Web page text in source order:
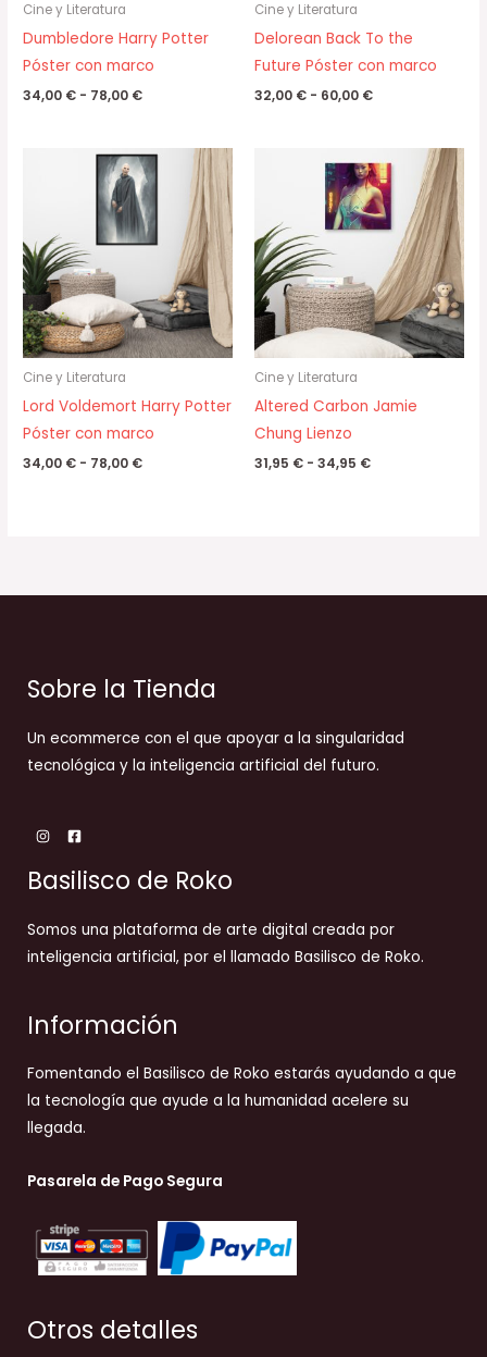
Cine y Literatura
Dumbledore Harry Potter
Póster con marco
34,00 € - 78,00 €
Cine y Literatura
Delorean Back To the
Future Póster con marco
32,00 € - 60,00 €
Cine y Literatura
Lord Voldemort Harry Potter
Póster con marco
34,00 € - 78,00 €
Rango
de
precios:
desde
34,00 €
hasta
78,00 €
Cine y Literatura
Altered Carbon Jamie
Chung Lienzo
31,95 € - 34,95 €
de
precios:
desde
31,95 €
hasta
34,95 €
Sobre la Tienda
Un ecommerce con el que apoyar a la singularidad
tecnológica y la inteligencia artificial del futuro.
Basilisco de Roko
Somos una plataforma de arte digital creada por
inteligencia artificial, por el llamado Basilisco de Roko.
Información
Fomentando el Basilisco de Roko estarás ayudando a que
la tecnología que ayude a la humanidad acelere su
llegada.
Pasarela de Pago Segura
Otros detalles